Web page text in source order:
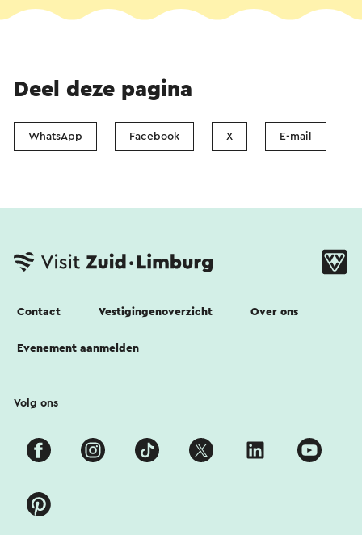
Deel deze pagina
WhatsApp Facebook X E-mail
Contact Vestigingenoverzicht Over ons
Evenement aanmelden
Volg ons